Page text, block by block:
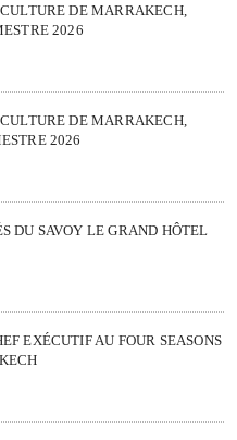
DE MARRAKECH,
2026
DE MARRAKECH,
2026
DU SAVOY LE GRAND HÔTEL
EXÉCUTIF AU FOUR SEASONS